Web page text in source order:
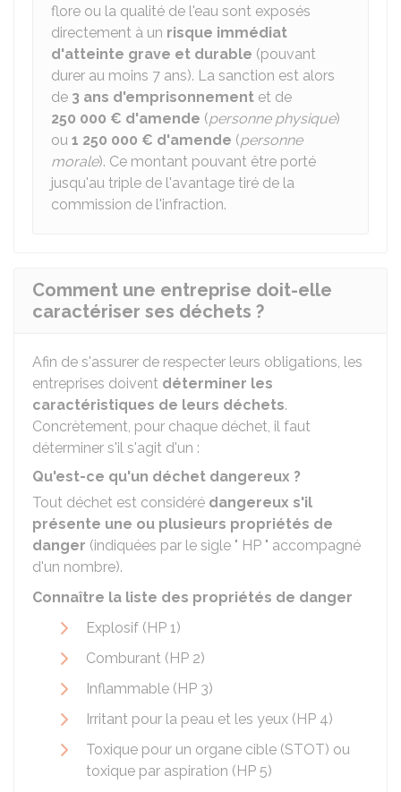
flore ou la qualité de l'eau sont exposés
directement à un risque immédiat
d'atteinte grave et durable (pouvant
durer au moins 7 ans). La sanction est alors
de 3 ans d'emprisonnement et de
250 000 € d'amende (personne physique)
ou 1 250 000 € d'amende (personne
morale). Ce montant pouvant être porté
jusqu'au triple de l'avantage tiré de la
commission de l'infraction.
Comment une entreprise doit-elle
caractériser ses déchets ?
Afin de s'assurer de respecter leurs obligations, les
entreprises doivent déterminer les
caractéristiques de leurs déchets.
Concrètement, pour chaque déchet, il faut
déterminer s'il s'agit d'un :
Qu'est-ce qu'un déchet dangereux ?
Tout déchet est considéré dangereux s'il
présente une ou plusieurs propriétés de
danger (indiquées par le sigle " HP " accompagné
d'un nombre).
Connaître la liste des propriétés de danger
Explosif (HP 1)
Comburant (HP 2)
Inflammable (HP 3)
Irritant pour la peau et les yeux (HP 4)
Toxique pour un organe cible (STOT) ou
toxique par aspiration (HP 5)